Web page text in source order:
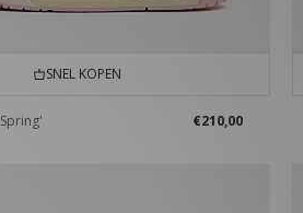
SNEL KOPEN
€210,00